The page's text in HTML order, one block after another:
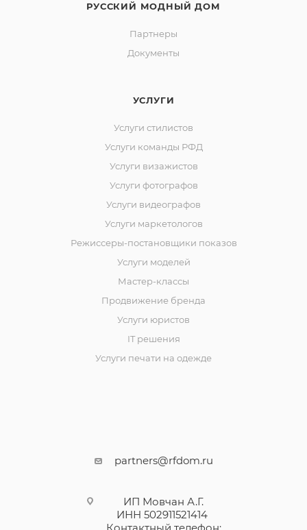
РУССКИЙ МОДНЫЙ ДОМ
Партнеры
Документы
УСЛУГИ
Услуги стилистов
Услуги команды РФД
Услуги визажистов
Услуги фотографов
Услуги видеографов
Услуги маркетологов
Режиссеры-постановщики показов
Услуги моделей
Мастер-классы
Продвижение бренда
Услуги юристов
IT решения
Услуги печати на одежде
partners@rfdom.ru
ИП Мовчан А.Г.
ИНН 502911521414